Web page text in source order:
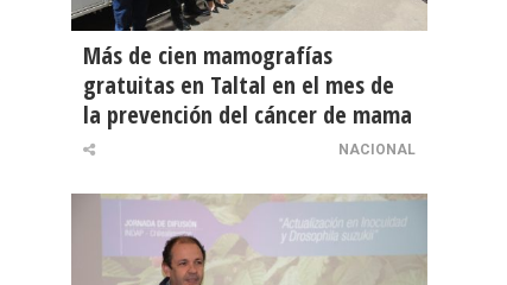
Más de cien mamografías
gratuitas en Taltal en el mes de
la prevención del cáncer de mama
NACIONAL